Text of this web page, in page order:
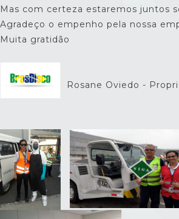
Mas com certeza estaremos juntos
Agradeço o empenho pela nossa
Muita gratidão
Rosane Oviedo -